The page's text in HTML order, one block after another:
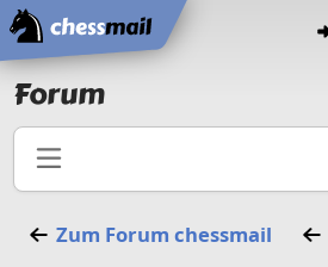
Startseite
Forum
Zum Forum chessmail